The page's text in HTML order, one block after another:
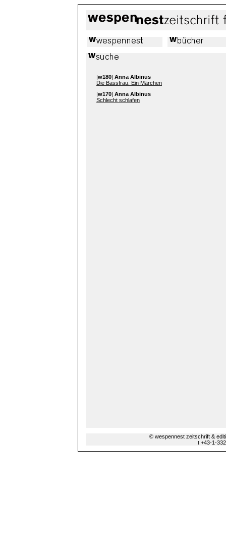
|w180| Anna Albinus
Die Bassfrau. Ein Märchen
w170 Anna Albinus
Schlecht schlafen
© wespennest zeitschrift &
t +43-1-